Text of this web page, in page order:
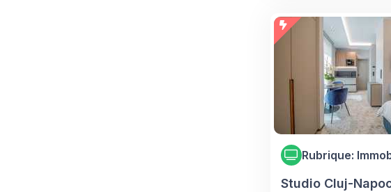
Rubrique:
Studio Cluj-